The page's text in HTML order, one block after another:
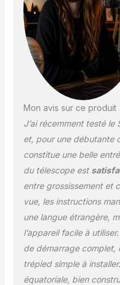
Mon avis sur ce produit
J’ai récemment testé
et, pour une débutante
constitue une belle
du télescope est
entre grossissement et
vue, les instructions
une langue étrangère,
l’appareil facile à
de démarrage complet,
trépied simple à
équatoriale, bien